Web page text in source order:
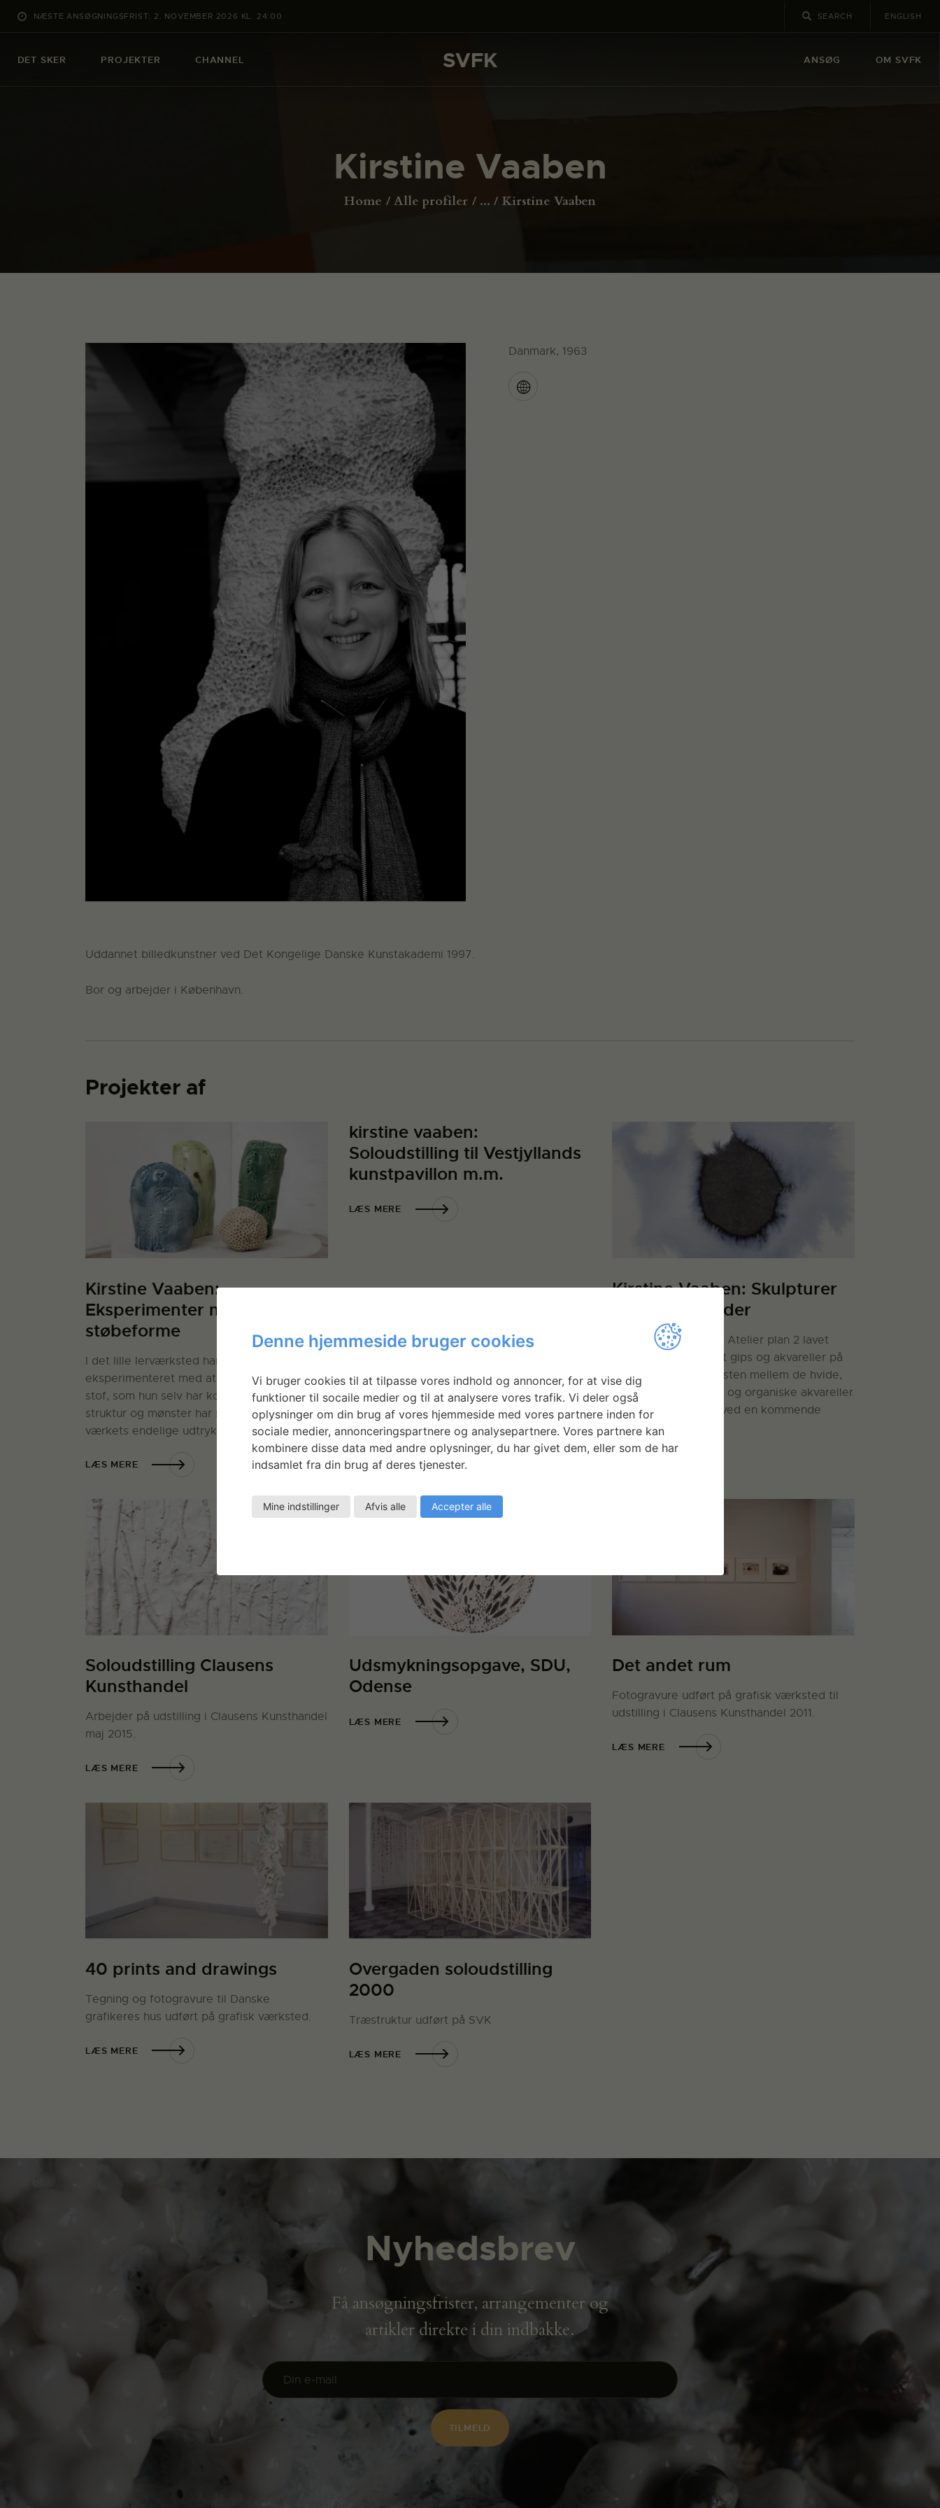
NÆSTE ANSØGNINGSFRIST: 2. NOVEMBER 2026 KL. 24:00 ENGLISH
DET SKER PROJEKTER CHANNEL SVFK ANSØG OM SVFK
Kirstine Vaaben
Home Alle profiler ... Kirstine Vaaben
SVFK
PROJEKTER
OM SVFK
ENGLISH
Danmark, 1963
Uddannet billedkunstner ved Det Kongelige Danske Kunstakademi 1997.
Bor og arbejder i København.
Projekter af
Kirstine Vaaben:
Eksperimenter med ler i
støbeforme
I det lille lerværksted har Kirstine Vaaben
eksperimenteret med at støbe ler i forme af
stof, som hun selv har konstrueret. Stoffets
struktur og mønster har stor betydning for
værkets endelige udtryk.
LÆS MERE
kirstine vaaben:
Soloudstilling til Vestjyllands
kunstpavillon m.m.
LÆS MERE
Kirstine Vaaben: Skulpturer
og papirarbejder
Kirstine Vaaben har i Atelier plan 2 lavet
krukkeformer i drejet gips og akvareller på
stof og papir. Kontrasten mellem de hvide,
konstruerede former og organiske akvareller
har været i centrum ved en kommende
udstilling.
Soloudstilling Clausens
Kunsthandel
Arbejder på udstilling i Clausens Kunsthandel
maj 2015.
LÆS MERE
Udsmykningsopgave, SDU,
Odense
LÆS MERE
Det andet rum
Fotogravure udført på grafisk værksted til
udstilling i Clausens Kunsthandel 2011.
LÆS MERE
40 prints and drawings
Tegning og fotogravure til Danske
grafikeres hus udført på grafisk værksted.
LÆS MERE
Overgaden soloudstilling
2000
Træstruktur udført på SVK
LÆS MERE
Nyhedsbrev
Få ansøgningsfrister, arrangementer og
artikler direkte i din indbakke.
Denne hjemmeside bruger cookies
Vi bruger cookies til at tilpasse vores indhold og annoncer, for at vise dig
funktioner til socaile medier og til at analysere vores trafik. Vi deler også
oplysninger om din brug af vores hjemmeside med vores partnere inden for
sociale medier, annonceringspartnere og analysepartnere. Vores partnere kan
kombinere disse data med andre oplysninger, du har givet dem, eller som de har
indsamlet fra din brug af deres tjenester.
Mine indstillinger Afvis alle Accepter alle